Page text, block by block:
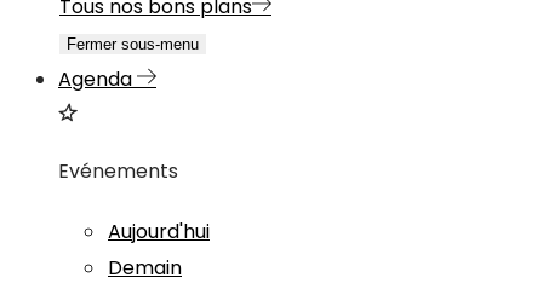
Tous nos bons plans
Fermer sous-menu
Agenda
Evénements
Aujourd'hui
Demain